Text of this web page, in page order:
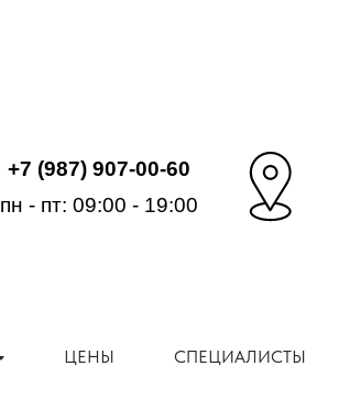
+7 (987) 907-00-60
пн - пт: 09:00 - 19:00
ЦЕНЫ СПЕЦИАЛИСТЫ